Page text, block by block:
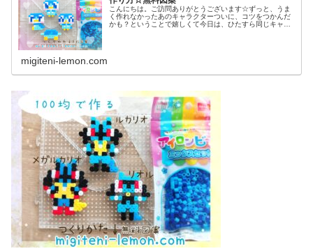
こんにちは。ご訪問ありがとうございます☆ずっと、うま
く作れなかったあのキャラクターついに、コツをつかんだ
かも？ということで嬉しくて今日は、ひたすら同じキャラ
migiteni-lemon.com